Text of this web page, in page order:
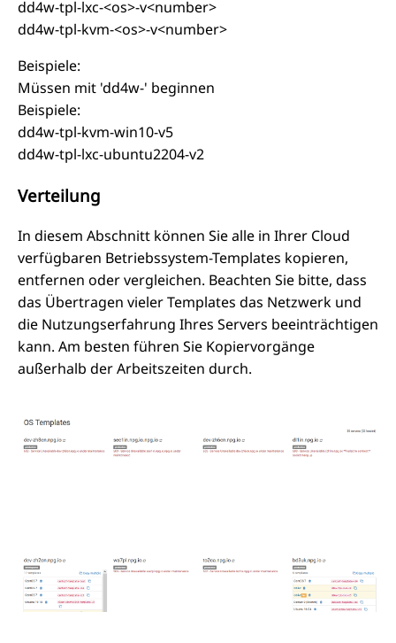
dd4w-tpl-lxc-<os>-v<number>
dd4w-tpl-kvm-<os>-v<number>
Beispiele:
Müssen mit 'dd4w-' beginnen
Beispiele:
dd4w-tpl-kvm-win10-v5
dd4w-tpl-lxc-ubuntu2204-v2
Verteilung
In diesem Abschnitt können Sie alle in Ihrer Cloud
verfügbaren Betriebssystem-Templates kopieren,
entfernen oder vergleichen. Beachten Sie bitte, dass
das Übertragen vieler Templates das Netzwerk und
die Nutzungserfahrung Ihres Servers beeinträchtigen
kann. Am besten führen Sie Kopiervorgänge
außerhalb der Arbeitszeiten durch.